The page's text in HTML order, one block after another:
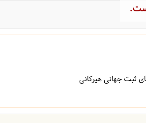
ثبت جهانی هیرکانی